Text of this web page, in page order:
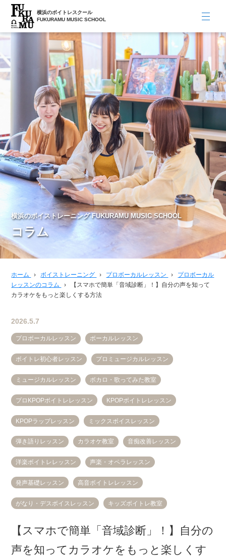
横浜のボイトレスクール
FUKURAMU MUSIC SCHOOL
横浜のボイストレーニング FUKURAMU MUSIC SCHOOL
コラム
ホーム › ボイストレーニング › プロボーカルレッスン ›
プロボーカル
レッスンのコラム
›
【スマホで簡単「音域診断」！】自分の声を知って
カラオケをもっと楽しくする方法
2026.5.7
プロボーカルレッスン ボーカルレッスン
ボイトレ初心者レッスン プロミュージカルレッスン
ミュージカルレッスン ボカロ・歌ってみた教室
プロKPOPボイトレレッスン KPOPボイトレレッスン
KPOPラップレッスン ミックスボイスレッスン
弾き語りレッスン カラオケ教室 音痴改善レッスン
洋楽ボイトレレッスン 声楽・オペラレッスン
発声基礎レッスン 高音ボイトレレッスン
がなり・デスボイスレッスン キッズボイトレ教室
【スマホで簡単「音域診断」！】自分の
声を知ってカラオケをもっと楽しくす